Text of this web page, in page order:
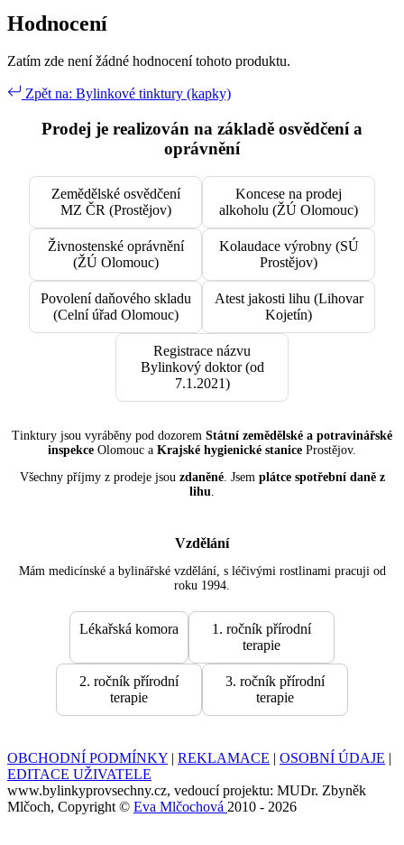
Hodnocení
Zatím zde není žádné hodnocení tohoto produktu.
Zpět na: Bylinkové tinktury (kapky)
Prodej je realizován na základě osvědčení a
oprávnění
Zemědělské osvědčení
MZ ČR (Prostějov)
Koncese na prodej
alkoholu (ŽÚ Olomouc)
Živnostenské oprávnění
(ŽÚ Olomouc)
Kolaudace výrobny (SÚ
Prostějov)
Povolení daňového skladu
(Celní úřad Olomouc)
Atest jakosti lihu (Lihovar
Kojetín)
Registrace názvu
Bylinkový doktor (od
7.1.2021)
Tinktury jsou vyráběny pod dozorem Státní zemědělské a potravinářské
inspekce Olomouc a Krajské hygienické stanice Prostějov.
Všechny příjmy z prodeje jsou zdaněné. Jsem plátce spotřební daně z
lihu
Vzdělání
Mám medicínské a bylinářské vzdělání, s léčivými rostlinami pracuji od
roku 1994.
Lékařská komora
1. ročník přírodní
terapie
2. ročník přírodní
terapie
3. ročník přírodní
terapie
OBCHODNÍ PODMÍNKY | REKLAMACE | OSOBNÍ ÚDAJE |
EDITACE UŽIVATELE
www.bylinkyprovsechny.cz, vedoucí projektu: MUDr. Zbyněk
Mlčoch, Copyright © Eva Mlčochová 2010 - 2026